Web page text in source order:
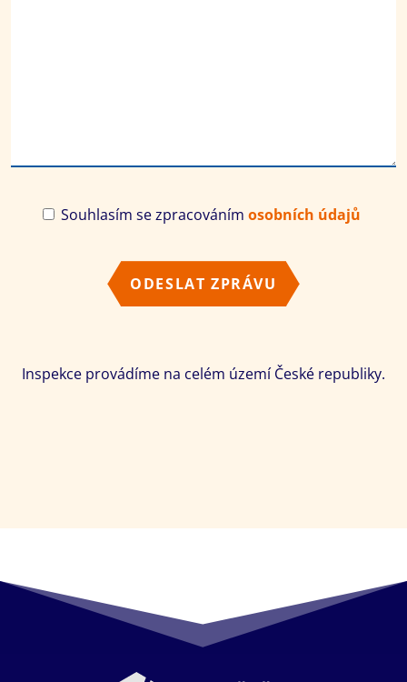
Souhlasím se zpracováním osobních údajů
ODESLAT ZPRÁVU
Inspekce provádíme na celém území České republiky.